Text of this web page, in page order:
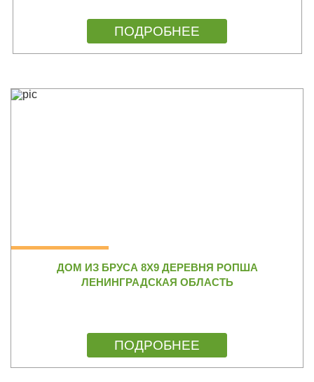
ПОДРОБНЕЕ
ДОМ ИЗ БРУСА 8Х9 ДЕРЕВНЯ РОПША
ЛЕНИНГРАДСКАЯ ОБЛАСТЬ
ПОДРОБНЕЕ